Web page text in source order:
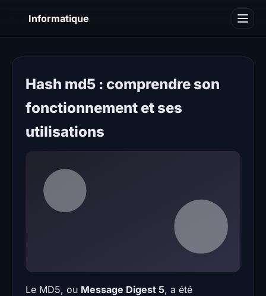
Informatique
Hash md5 : comprendre son
fonctionnement et ses
utilisations
Le MD5, ou Message Digest 5, a été